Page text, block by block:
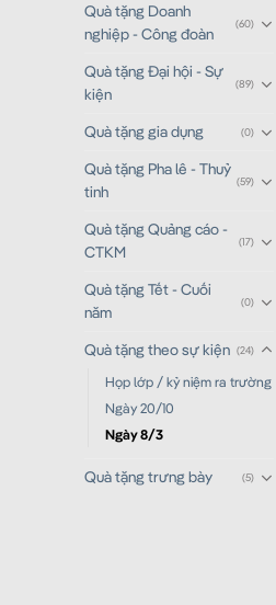
Quà tặng Doanh
nghiệp - Công đoàn
(60)
Quà tặng Đại hội - Sự
kiện
(89)
Quà tặng gia dụng (0)
Quà tặng Pha lê - Thuỷ
tinh
(59)
Quà tặng Quảng cáo -
CTKM
(17)
Quà tặng Tết - Cuối
năm
(0)
Quà tặng theo sự kiện (24)
Họp lớp / kỷ niệm ra trường
Ngày 20/10
Ngày 8/3
Quà tặng trưng bày (5)